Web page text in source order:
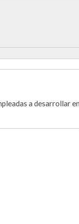
a desarrollar en